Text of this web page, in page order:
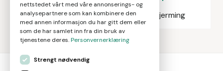
Eiendomsmegling Solskjerming
nettstedet vårt med våre annonserings- og
analysepartnere som kan kombinere den
med annen informasjon du har gitt dem eller
som de har samlet inn fra din bruk av
tjenestene deres.Personvernerklæring
Strengt nødvendig